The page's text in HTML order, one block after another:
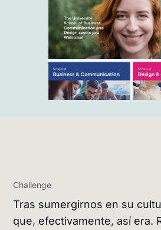
Challenge
Tras sumergirnos en su
que, efectivamente, así era.